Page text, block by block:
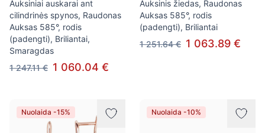
Auksiniai auskarai ant
cilindrinės spynos, Raudonas
Auksas 585°, rodis
(padengti), Briliantai,
Smaragdas
1 247.11 € 1 060.04 €
Auksinis žiedas, Raudonas
Auksas 585°, rodis
(padengti), Briliantai
1 251.64 € 1 063.89 €
Nuolaida -15% Nuolaida -10%